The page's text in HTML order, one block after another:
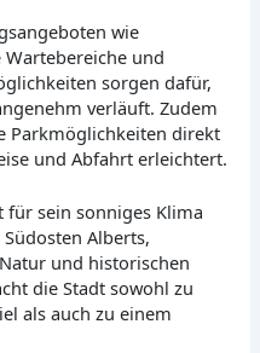
wie
und
sorgen dafür,
verläuft. Zudem
Parkmöglichkeiten direkt
und Abfahrt erleichtert.
für sein sonniges Klima
Alberts,
und historischen
die Stadt sowohl zu
als auch zu einem